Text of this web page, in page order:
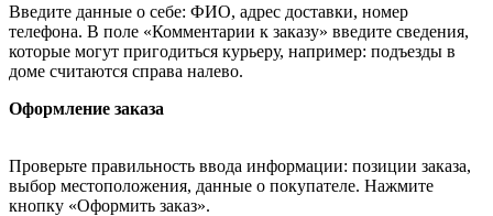
Введите данные о себе: ФИО, адрес доставки, номер
телефона. В поле «Комментарии к заказу» введите сведения,
которые могут пригодиться курьеру, например: подъезды в
доме считаются справа налево.
Оформление заказа
Проверьте правильность ввода информации: позиции заказа,
выбор местоположения, данные о покупателе. Нажмите
кнопку «Оформить заказ».